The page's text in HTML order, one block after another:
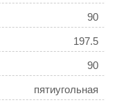
90
197.5
90
пятиугольная